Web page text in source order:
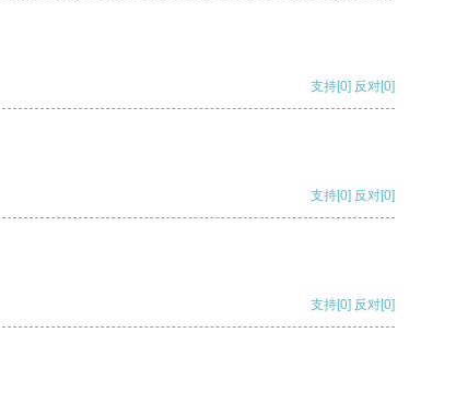
支持[0] 反对[0]
支持[0] 反对[0]
支持[0] 反对[0]